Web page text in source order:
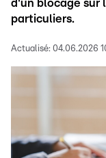
d'un blocage sur
particuliers.
Actualisé: 04.06.2026